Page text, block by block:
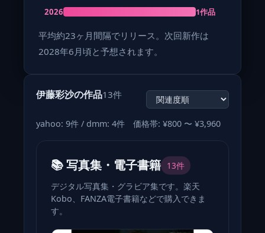
2026 1作品
平均約23ヶ月間隔でリリース。次回新作は
2028年6月頃と予想されます。
伊藤彩沙の作品13件
yahoo: 9件 / dmm: 4件 価格帯: ¥800 〜 ¥3,960
📚 写真集・電子書籍 13件
デジタル写真集・グラビア集です。楽天
Kobo、FANZA電子書籍などで購入できま
す。